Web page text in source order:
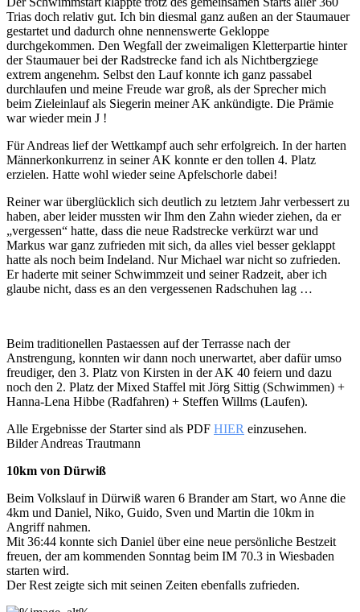
Trias doch relativ gut. Ich bin diesmal ganz außen an der Staumauer
gestartet und dadurch ohne nennenswerte Gekloppe
durchgekommen. Den Wegfall der zweimaligen Kletterpartie hinter
der Staumauer bei der Radstrecke fand ich als Nichtbergziege
extrem angenehm. Selbst den Lauf konnte ich ganz passabel
durchlaufen und meine Freude war groß, als der Sprecher mich
beim Zieleinlauf als Siegerin meiner AK ankündigte. Die Prämie
war wieder mein J !
Für Andreas lief der Wettkampf auch sehr erfolgreich. In der harten
Männerkonkurrenz in seiner AK konnte er den tollen 4. Platz
erzielen. Hatte wohl wieder seine Apfelschorle dabei!
Reiner war überglücklich sich deutlich zu letztem Jahr verbessert zu
haben, aber leider mussten wir Ihm den Zahn wieder ziehen, da er
„vergessen“ hatte, dass die neue Radstrecke verkürzt war und
Markus war ganz zufrieden mit sich, da alles viel besser geklappt
hatte als noch beim Indeland. Nur Michael war nicht so zufrieden.
Er haderte mit seiner Schwimmzeit und seiner Radzeit, aber ich
glaube nicht, dass es an den vergessenen Radschuhen lag …
Beim traditionellen Pastaessen auf der Terrasse nach der
Anstrengung, konnten wir dann noch unerwartet, aber dafür umso
freudiger, den 3. Platz von Kirsten in der AK 40 feiern und dazu
noch den 2. Platz der Mixed Staffel mit Jörg Sittig (Schwimmen) +
Hanna-Lena Hibbe (Radfahren) + Steffen Willms (Laufen).
Alle Ergebnisse der Starter sind als PDF HIER einzusehen.
Bilder Andreas Trautmann
10km von Dürwiß
Beim Volkslauf in Dürwiß waren 6 Brander am Start, wo Anne die
4km und Daniel, Niko, Guido, Sven und Martin die 10km in
Angriff nahmen.
Mit 36:44 konnte sich Daniel über eine neue persönliche Bestzeit
freuen, der am kommenden Sonntag beim IM 70.3 in Wiesbaden
starten wird.
Der Rest zeigte sich mit seinen Zeiten ebenfalls zufrieden.